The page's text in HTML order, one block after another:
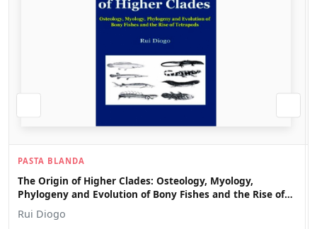
PASTA BLANDA
The Origin of Higher Clades: Osteology, Myology,
Phylogeny and Evolution of Bony Fishes and the Rise of
Tetrapods
Rui Diogo